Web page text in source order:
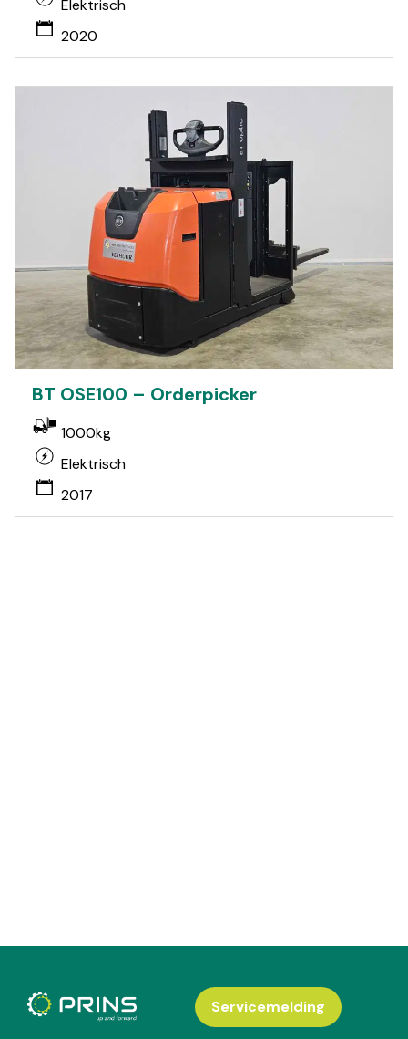
Elektrisch
2020
BT OSE100 – Orderpicker
1000kg
Elektrisch
2017
Servicemelding